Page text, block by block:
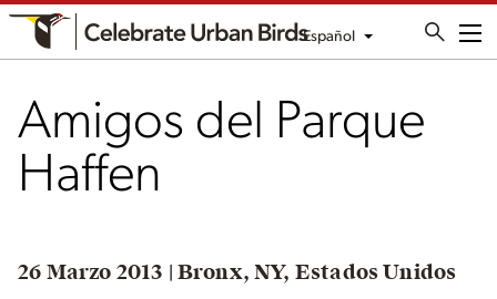
Español
Amigos del Parque
Haffen
26 Marzo 2013 | Bronx, NY, Estados Unidos